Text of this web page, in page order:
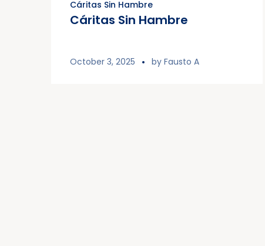
Cáritas Sin Hambre
Cáritas Sin Hambre
October 3, 2025 by Fausto A